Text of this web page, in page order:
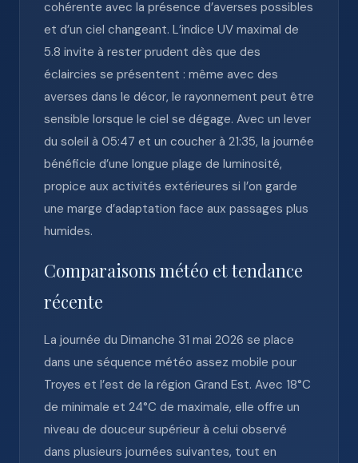
cohérente avec la présence d’averses possibles
et d’un ciel changeant. L’indice UV maximal de
5.8 invite à rester prudent dès que des
éclaircies se présentent : même avec des
averses dans le décor, le rayonnement peut être
sensible lorsque le ciel se dégage. Avec un lever
du soleil à 05:47 et un coucher à 21:35, la journée
bénéficie d’une longue plage de luminosité,
propice aux activités extérieures si l’on garde
une marge d’adaptation face aux passages plus
humides.
Comparaisons météo et tendance
récente
La journée du Dimanche 31 mai 2026 se place
dans une séquence météo assez mobile pour
Troyes et l’est de la région Grand Est. Avec 18°C
de minimale et 24°C de maximale, elle offre un
niveau de douceur supérieur à celui observé
dans plusieurs journées suivantes, tout en